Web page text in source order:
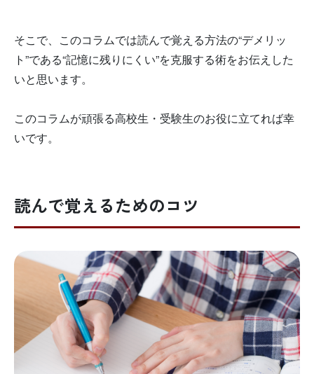
そこで、このコラムでは読んで覚える方法の“デメリッ
ト”である“記憶に残りにくい”を克服する術をお伝えした
いと思います。
このコラムが頑張る高校生・受験生のお役に立てれば幸
いです。
読んで覚えるためのコツ